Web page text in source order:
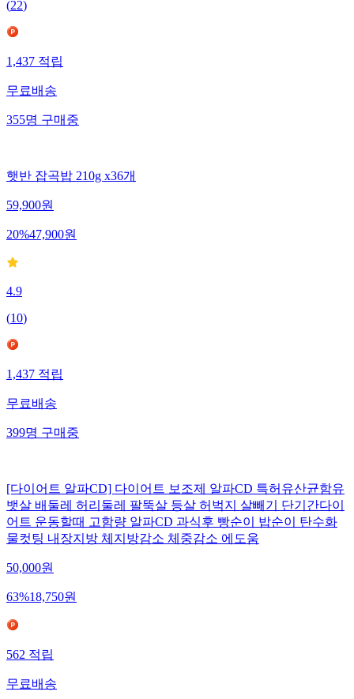
(22)
1,437적립
무료배송
355명구매중
햇반 잡곡밥 210g x36개
59,900원
20%47,900원
4.9
(10)
1,437적립
무료배송
399명구매중
[다이어트 알파CD] 다이어트 보조제 알파CD 특허유산균함유
뱃살 배둘레 허리둘레 팔뚝살 등살 허벅지 살빼기 단기간다이
어트 운동할때 고함량 알파CD 과식후 빵순이 밥순이 탄수화
물컷팅 내장지방 체지방감소 체중감소 에도움
50,000원
63%18,750원
562적립
무료배송